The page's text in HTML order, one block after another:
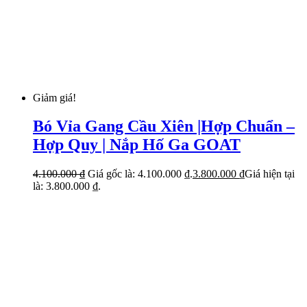
Giảm giá!
Bó Vỉa Gang Cầu Xiên |Hợp Chuẩn –
Hợp Quy | Nắp Hố Ga GOAT
4.100.000₫ Giá gốc là: 4.100.000 ₫.3.800.000 ₫Giá hiện tại
là: 3.800.000 ₫.